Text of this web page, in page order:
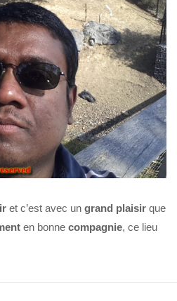
et c’est avec un grand plaisir que
en bonne compagnie, ce lieu